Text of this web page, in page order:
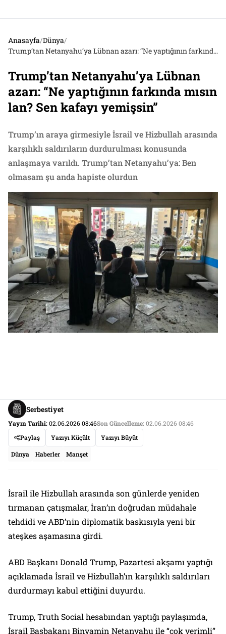
Anasayfa/Dünya/
Trump’tan Netanyahu’ya Lübnan azarı: “Ne yaptığının farkında mısın lan? Sen kafayı yemişsin”
Trump’tan Netanyahu’ya Lübnan
azarı: “Ne yaptığının farkında mısın
lan? Sen kafayı yemişsin”
Trump’ın araya girmesiyle İsrail ve Hizbullah arasında
karşılıklı saldırıların durdurulması konusunda
anlaşmaya varıldı. Trump’tan Netanyahu’ya: Ben
olmasam şu anda hapiste olurdun
Serbestiyet
Yayın Tarihi:02.06.2026 08:46Son Güncelleme:02.06.2026 08:46
Paylaş
Yazıyı Küçült Yazıyı Büyüt
Dünya Haberler Manşet
İsrail ile Hizbullah arasında son günlerde yeniden
tırmanan çatışmalar, İran’ın doğrudan müdahale
tehdidi ve ABD’nin diplomatik baskısıyla yeni bir
ateşkes aşamasına girdi.
ABD Başkanı Donald Trump, Pazartesi akşamı yaptığı
açıklamada İsrail ve Hizbullah’ın karşılıklı saldırıları
durdurmayı kabul ettiğini duyurdu.
Trump, Truth Social hesabından yaptığı paylaşımda,
İsrail Başbakanı Binyamin Netanyahu ile “çok verimli”